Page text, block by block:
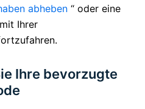
abheben “ oder eine
Ihrer
Ihre bevorzugte